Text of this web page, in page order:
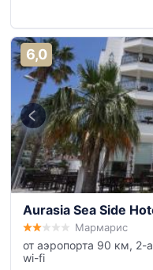
6,0
Aurasia Sea Side
Мармарис
от аэропорта 90 км, 2-
wi-fi